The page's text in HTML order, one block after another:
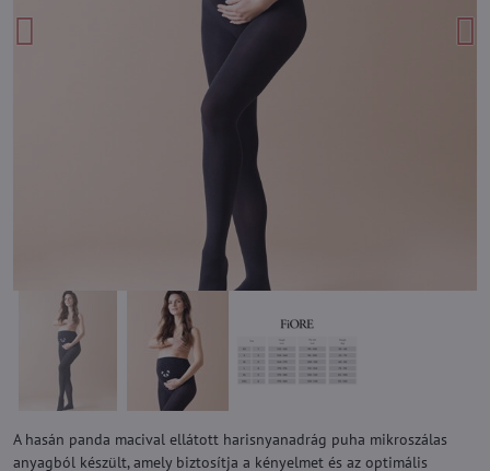
A hasán panda macival ellátott harisnyanadrág puha mikroszálas
anyagból készült, amely biztosítja a kényelmet és az optimális